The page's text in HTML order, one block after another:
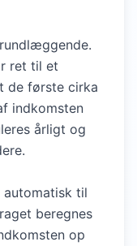
ret til et
de første cirka
indkomsten
årligt og
til
beregnes
op